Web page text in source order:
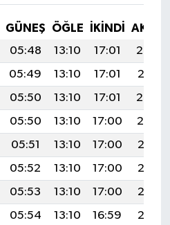
GÜNEŞ ÖĞLE İKINDI
05:48 13:10 17:01
20:22
05:49 13:10 17:01
20:21
05:50 13:10 17:01
20:20
05:50 13:10 17:00
20:19
05:51 13:10 17:00
20:18
05:52 13:10 17:00
20:17
05:53 13:10 17:00
20:16
05:54 13:10 16:59
20:15